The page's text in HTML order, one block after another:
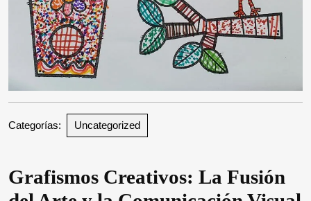
Categorías: Uncategorized
Grafismos Creativos: La Fusión